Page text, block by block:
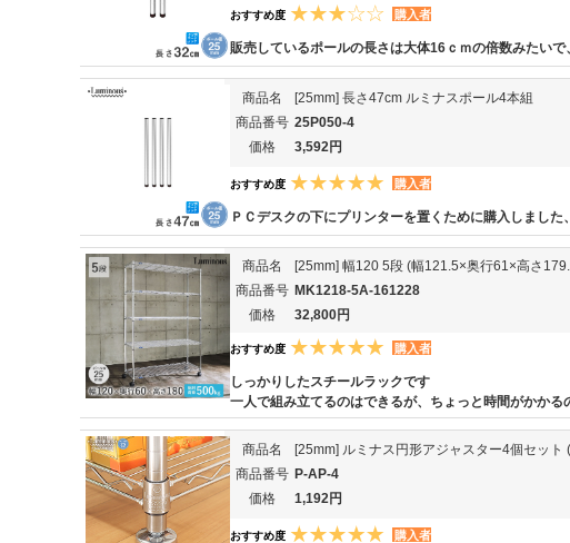
おすすめ度 購入者
販売しているポールの長さは大体16ｃｍの倍数みたい
商品名
[25mm] 長さ47cm ルミナスポール4本組
商品番号 25P050-4
価格
3,592円
おすすめ度 購入者
ＰＣデスクの下にプリンターを置くために購入しまし
商品名
[25mm] 幅120 5段 (幅121.5×奥行61×高さ
商品番号 MK1218-5A-161228
価格
32,800円
おすすめ度 購入者
しっかりしたスチールラックです
一人で組み立てるのはできるが、ちょっと時間がかかる
商品名
[25mm] ルミナス円形アジャスター4個セット
商品番号 P-AP-4
価格
1,192円
おすすめ度 購入者